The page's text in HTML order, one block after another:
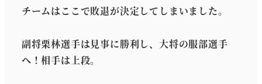
チームはここで敗退が決定してしまいました。
副将栗林選手は見事に勝利し、大将の服部選手
へ！相手は上段。